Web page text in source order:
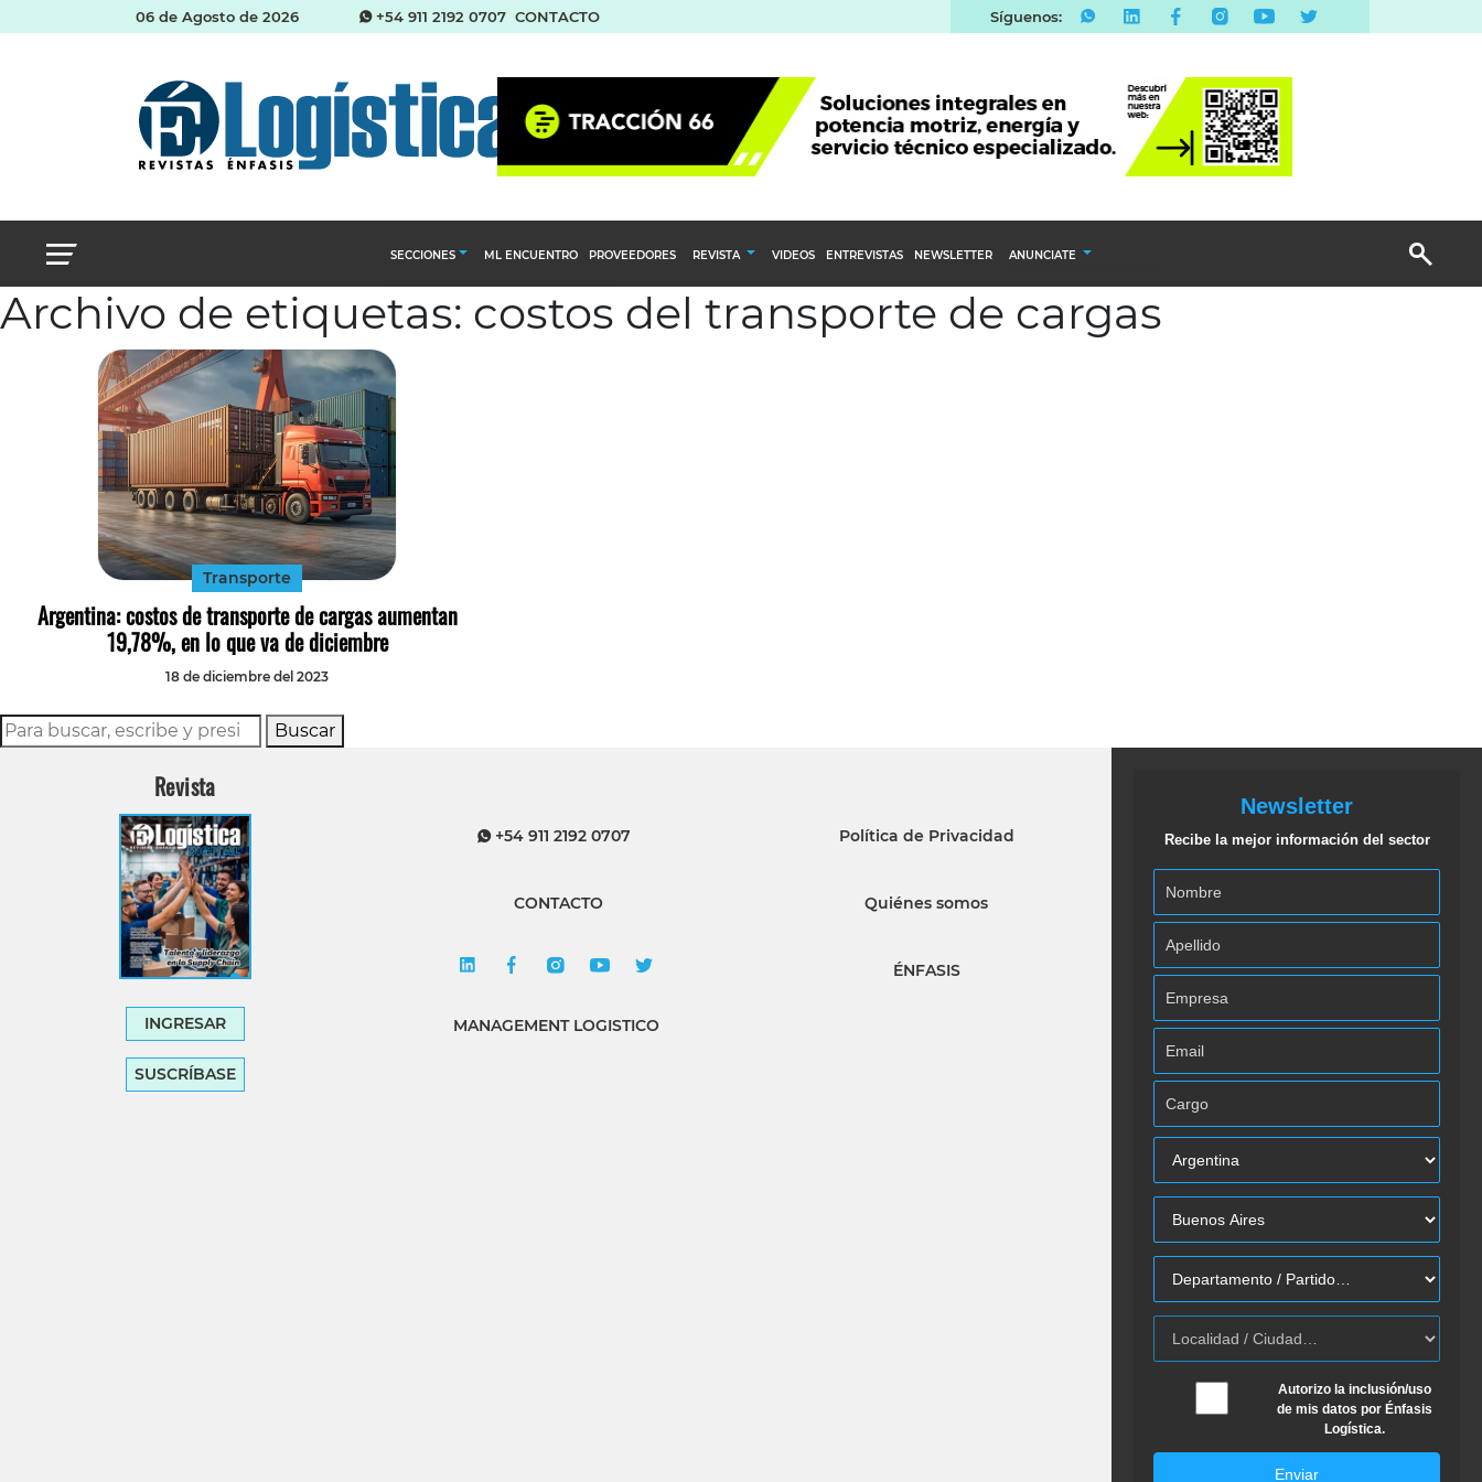
06 de Agosto de 2026 +54 911 2192 0707 CONTACTO Síguenos:
SECCIONES
Abastecimiento y compras
ML ENCUENTRO PROVEEDORES REVISTA
Calendario Editorial
Ediciones Anteriores
VIDEOS ENTREVISTAS NEWSLETTER ANUNCIATE
Publicidad Display
Archivo de etiquetas: costos del transporte de cargas
Transporte
Argentina: costos de transporte de cargas aumentan
19,78%, en lo que va de diciembre
18 de diciembre del 2023
Buscar
Revista
INGRESAR
SUSCRÍBASE
+54 911 2192 0707
CONTACTO
MANAGEMENT LOGISTICO
Política de Privacidad
Quiénes somos
ÉNFASIS
Newsletter
Recibe la mejor información del sector
Autorizo la inclusión/uso
de mis datos por Énfasis
Logística.
Enviar